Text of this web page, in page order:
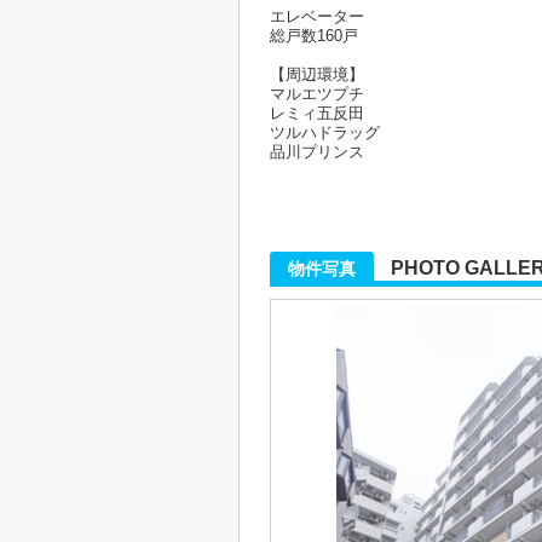
エレベーター
総戸数160戸
【周辺環境】
マルエツプチ
レミィ五反田
ツルハドラッグ
品川プリンス
物件写真 PHOTO